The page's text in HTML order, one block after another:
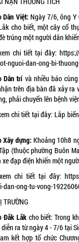
Dân Việt: Ngày 7/6, ông
cho biết, một cây cổ
trúng một người dân
chi tiết tại đây:
nguoi-dan-ong-bi-
Dân trí và nhiều báo
trên địa bàn đã xảy
phải chuyển lên bệnh
chi tiết tại đây: Lắp
Xây dựng: Khoảng 10h8
(thuộc phường Buôn
xe đạp điện khiến một
chi tiết tại đây:
dan-ong-tu-vong-
TRƯỜNG
Đắk Lắkcho biết: Trong
ra từ ngày 4 - 7/6 tại
kết hợp tổ chức